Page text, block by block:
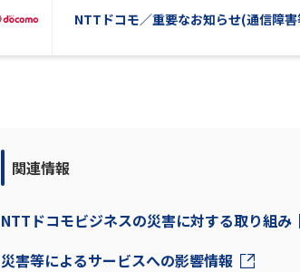
NTTドコモ／重要なお知らせ(通信障害
関連情報
NTTドコモビジネスの災害に対する取り組み
災害等によるサービスへの影響情報